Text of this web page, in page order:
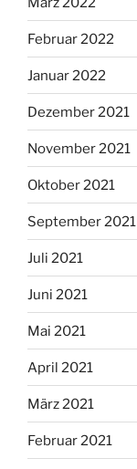
Februar 2022
Januar 2022
Dezember 2021
November 2021
Oktober 2021
September 2021
Juli 2021
Juni 2021
Mai 2021
April 2021
März 2021
Februar 2021